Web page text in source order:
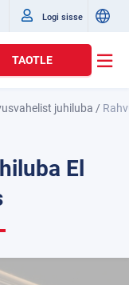
Logi sisse
TAOTLE
juhiluba /
El